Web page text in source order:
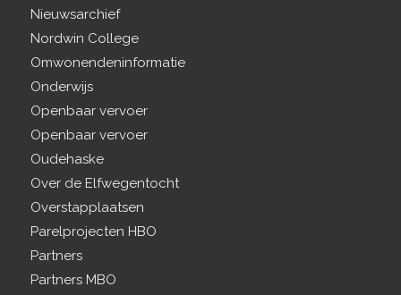
Nieuwsarchief
Nordwin College
Omwonendeninformatie
Onderwijs
Openbaar vervoer
Openbaar vervoer
Oudehaske
Over de Elfwegentocht
Overstapplaatsen
Parelprojecten HBO
Partners
Partners MBO